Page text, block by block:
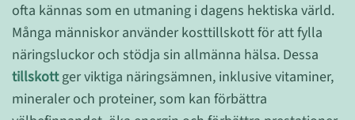
ofta kännas som en utmaning i dagens hektiska värld.
Många människor använder kosttillskott för att fylla
näringsluckor och stödja sin allmänna hälsa. Dessa
tillskottger viktiga näringsämnen, inklusive vitaminer,
mineraler och proteiner, som kan förbättra